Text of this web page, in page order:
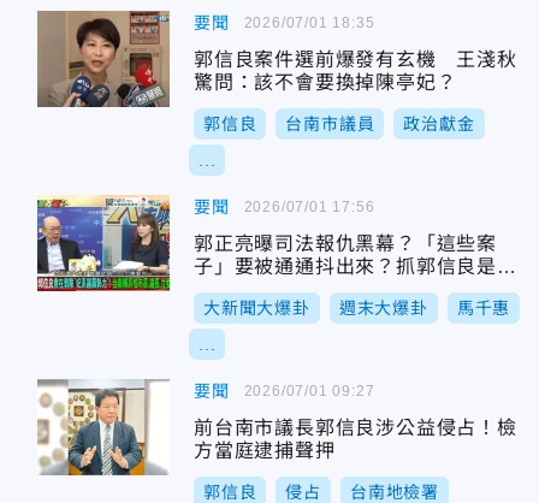
要聞
郭信良案件選前爆發有玄機 王淺秋
驚問：該不會要換掉陳亭妃？
郭信良 台南市議員 政治獻金
2026/07/01 18:35
要聞
郭正亮曝司法報仇黑幕？「這些案
子」要被通通抖出來？抓郭信良是要
逼斷陳亭妃手腳？
大新聞大爆卦 週末大爆卦 馬千惠
2026/07/01 17:56
要聞
前台南市議長郭信良涉公益侵占！檢
方當庭逮捕聲押
郭信良 侵占 台南地檢署
2026/07/01 09:27